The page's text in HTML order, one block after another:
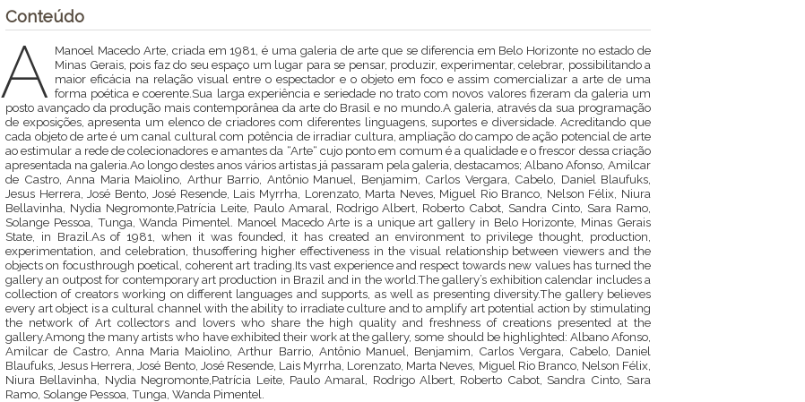
Conteúdo
A Manoel Macedo Arte, criada em 1981, é uma galeria de arte que se diferencia em Belo Horizonte no estado de
Minas Gerais, pois faz do seu espaço um lugar para se pensar, produzir, experimentar, celebrar, possibilitando a
maior eficácia na relação visual entre o espectador e o objeto em foco e assim comercializar a arte de uma
forma poética e coerente.Sua larga experiência e seriedade no trato com novos valores fizeram da galeria um
posto avançado da produção mais contemporânea da arte do Brasil e no mundo.A galeria, através da sua programação
de exposições, apresenta um elenco de criadores com diferentes linguagens, suportes e diversidade. Acreditando que
cada objeto de arte é um canal cultural com potência de irradiar cultura, ampliação do campo de ação potencial de arte
ao estimular a rede de colecionadores e amantes da “Arte“ cujo ponto em comum é a qualidade e o frescor dessa criação
apresentada na galeria.Ao longo destes anos vários artistas já passaram pela galeria, destacamos; Albano Afonso, Amilcar
de Castro, Anna Maria Maiolino, Arthur Barrio, Antônio Manuel, Benjamim, Carlos Vergara, Cabelo, Daniel Blaufuks,
Jesus Herrera, José Bento, José Resende, Lais Myrrha, Lorenzato, Marta Neves, Miguel Rio Branco, Nelson Félix, Niura
Bellavinha, Nydia Negromonte,Patrícia Leite, Paulo Amaral, Rodrigo Albert, Roberto Cabot, Sandra Cinto, Sara Ramo,
Solange Pessoa, Tunga, Wanda Pimentel. Manoel Macedo Arte is a unique art gallery in Belo Horizonte, Minas Gerais
State, in Brazil.As of 1981, when it was founded, it has created an environment to privilege thought, production,
experimentation, and celebration, thusoffering higher effectiveness in the visual relationship between viewers and the
objects on focusthrough poetical, coherent art trading.Its vast experience and respect towards new values has turned the
gallery an outpost for contemporary art production in Brazil and in the world.The gallery’s exhibition calendar includes a
collection of creators working on different languages and supports, as well as presenting diversity.The gallery believes
every art object is a cultural channel with the ability to irradiate culture and to amplify art potential action by stimulating
the network of Art collectors and lovers who share the high quality and freshness of creations presented at the
gallery.Among the many artists who have exhibited their work at the gallery, some should be highlighted: Albano Afonso,
Amilcar de Castro, Anna Maria Maiolino, Arthur Barrio, Antônio Manuel, Benjamim, Carlos Vergara, Cabelo, Daniel
Blaufuks, Jesus Herrera, José Bento, José Resende, Lais Myrrha, Lorenzato, Marta Neves, Miguel Rio Branco, Nelson Félix,
Niura Bellavinha, Nydia Negromonte,Patrícia Leite, Paulo Amaral, Rodrigo Albert, Roberto Cabot, Sandra Cinto, Sara
Ramo, Solange Pessoa, Tunga, Wanda Pimentel.